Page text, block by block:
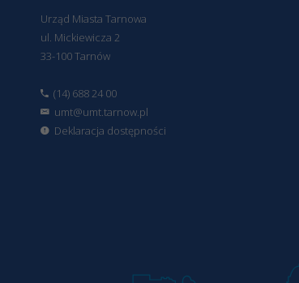
Urząd Miasta Tarnowa
ul. Mickiewicza 2
33-100 Tarnów
(14) 688 24 00
umt@umt.tarnow.pl
Deklaracja dostępności